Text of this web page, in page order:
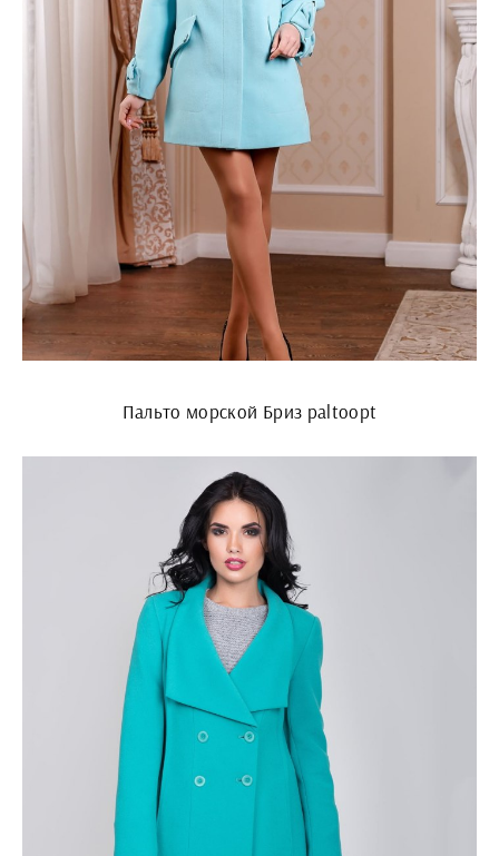
Пальто морской Бриз paltoopt